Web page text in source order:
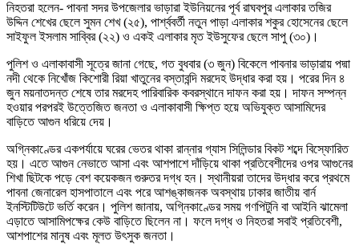
নিহতরা হলেন- পাবনা সদর উপজেলার ভাড়ারা ইউনিয়নের পূর্ব রাঘবপুর এলাকার তজির
উদ্দিন শেখের ছেলে সুমন শেখ (২৫), পার্শ্ববর্তী নতুন পাড়া এলাকার শকুর হোসেনের ছেলে
সাইফুল ইসলাম সাব্বির (২২) ও একই এলাকার মৃত ইউসুফের ছেলে সাপু (৩০)।
পুলিশ ও এলাকাবাসী সূত্রে জানা গেছে, গত বুধবার (৩ জুন) বিকেলে পাবনার ভাড়ারায় পদ্মা
নদী থেকে নিখোঁজ কিশোরী রিয়া খাতুনের বস্তাবন্দি মরদেহ উদ্ধার করা হয়। পরের দিন ৪
জুন ময়নাতদন্ত শেষে তার মরদেহ পারিবারিক কবরস্থানে দাফন করা হয়। দাফন সম্পন্ন
হওয়ার পরপরই উত্তেজিত জনতা ও এলাকাবাসী ক্ষিপ্ত হয়ে অভিযুক্ত আসামিদের
বাড়িতে আগুন ধরিয়ে দেয়।
অগ্নিকাণ্ডের একপর্যায়ে ঘরের ভেতর থাকা রান্নার গ্যাস সিলিন্ডার বিকট শব্দে বিস্ফোরিত
হয়। এতে আগুন নেভাতে আসা এবং আশপাশে দাঁড়িয়ে থাকা প্রতিবেশীদের ওপর আগুনের
শিখা ছিটকে পড়ে বেশ কয়েকজন গুরুতর দগ্ধ হন। স্থানীয়রা তাদের উদ্ধার করে প্রথমে
পাবনা জেনারেল হাসপাতালে এবং পরে আশঙ্কাজনক অবস্থায় ঢাকার জাতীয় বার্ন
ইনস্টিটিউটে ভর্তি করেন। পুলিশ জানায়, অগ্নিকাণ্ডের সময় গণপিটুনি বা আইনি ঝামেলা
এড়াতে আসামিপক্ষের কেউ বাড়িতে ছিলেন না। ফলে দগ্ধ ও নিহতরা সবাই প্রতিবেশী,
আশপাশের মানুষ এবং মূলত উৎসুক জনতা।